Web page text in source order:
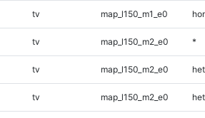
tv map_l150_m1_e0
tv map_l150_m2_e0 *
tv map_l150_m2_e0 het
tv map_l150_m2_e0